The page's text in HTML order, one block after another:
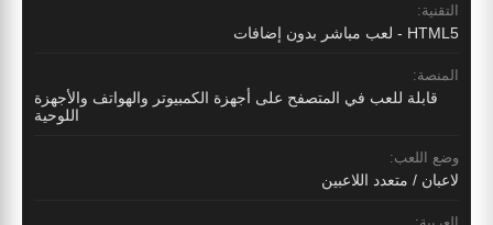
التقنية:
HTML5 - لعب مباشر بدون إضافات
المنصة:
قابلة للعب في المتصفح على أجهزة الكمبيوتر والهواتف والأجهزة
اللوحية
وضع اللعب:
لاعبان / متعدد اللاعبين